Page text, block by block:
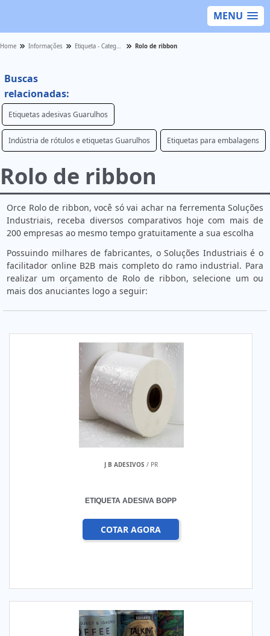
MENU
Home Informações Etiqueta - Categoria Rolo de ribbon
Buscas
relacionadas:
Etiquetas adesivas Guarulhos
Indústria de rótulos e etiquetas Guarulhos Etiquetas para embalagens
Rolo de ribbon
Orce Rolo de ribbon, você só vai achar na ferrementa Soluções
Industriais, receba diversos comparativos hoje com mais de
200 empresas ao mesmo tempo gratuitamente a sua escolha
Possuindo milhares de fabricantes, o Soluções Industriais é o
facilitador online B2B mais completo do ramo industrial. Para
realizar um orçamento de Rolo de ribbon, selecione um ou
mais dos anuciantes logo a seguir:
J B ADESIVOS / PR
ETIQUETA ADESIVA BOPP
COTAR AGORA